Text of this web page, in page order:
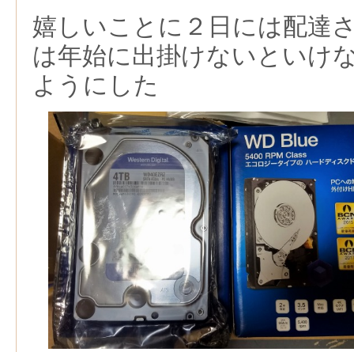
嬉しいことに２日には配達
は年始に出掛けないといけ
ようにした